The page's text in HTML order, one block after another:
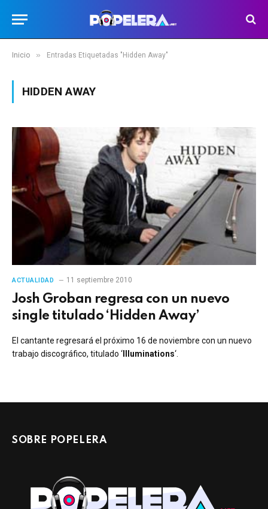
Inicio » Entradas Etiquetadas "Hidden Away"
HIDDEN AWAY
ACTUALIDAD 11 septiembre 2010
Josh Groban regresa con un nuevo
single titulado ‘Hidden Away’
El cantante regresará el próximo 16 de noviembre con un nuevo
trabajo discográfico, titulado ‘Illuminations‘.
SOBRE POPELERA